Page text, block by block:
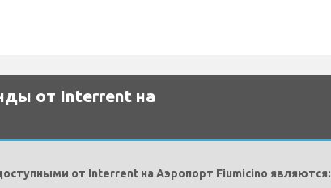
от Interrent на
от Interrent на Аэропорт Fiumicino являются: